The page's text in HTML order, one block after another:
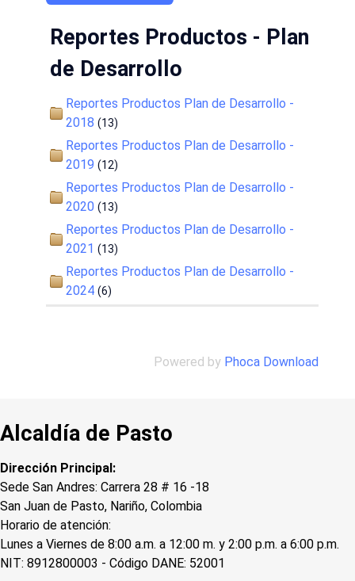
Reportes Productos - Plan
de Desarrollo
Reportes Productos Plan de Desarrollo -
2018 (13)
Reportes Productos Plan de Desarrollo -
2019 (12)
Reportes Productos Plan de Desarrollo -
2020 (13)
Reportes Productos Plan de Desarrollo -
2021 (13)
Reportes Productos Plan de Desarrollo -
2024 (6)
Powered by Phoca Download
Alcaldía de Pasto
Dirección Principal:
Sede San Andres: Carrera 28 # 16 -18
San Juan de Pasto, Nariño, Colombia
Horario de atención:
Lunes a Viernes de 8:00 a.m. a 12:00 m. y 2:00 p.m. a 6:00 p.m.
NIT: 8912800003 - Código DANE: 52001